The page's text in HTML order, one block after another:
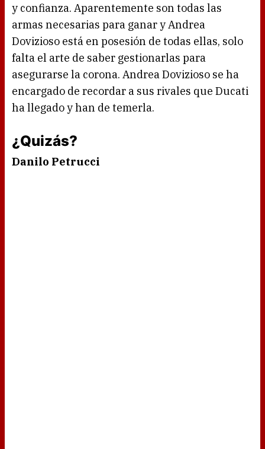
y confianza. Aparentemente son todas las
armas necesarias para ganar y Andrea
Dovizioso está en posesión de todas ellas, solo
falta el arte de saber gestionarlas para
asegurarse la corona. Andrea Dovizioso se ha
encargado de recordar a sus rivales que Ducati
ha llegado y han de temerla.
¿Quizás?
Danilo Petrucci